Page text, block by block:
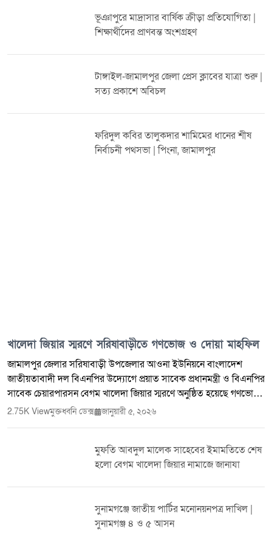
স্বাস্থ্যসেবা ও স্থানীয় অবকাঠামো উন্নয়নকে সর্বোচ্চ অগ্রাধিকার দেওয়া হবে।
সভায় উপস্থিত ছিলেন জেলা ও উপজেলা বিএনপির নেতৃবৃন্দ। নেতাকর্মীরা
ভূঞাপুরে মাদ্রাসার বার্ষিক ক্রীড়া প্রতিযোগিতা |
শিক্ষার্থীদের প্রাণবন্ত অংশগ্রহণ
টাঙ্গাইল-জামালপুর জেলা প্রেস ক্লাবের যাত্রা শুরু |
সত্য প্রকাশে অবিচল
ফরিদুল কবির তালুকদার শামিমের ধানের শীষ
নির্বাচনী পথসভা | পিংনা, জামালপুর
খালেদা জিয়ার স্মরণে সরিষাবাড়ীতে গণভোজ ও দোয়া মাহফিল
জামালপুর জেলার সরিষাবাড়ী উপজেলার আওনা ইউনিয়নে বাংলাদেশ
জাতীয়তাবাদী দল বিএনপির উদ্যোগে প্রয়াত সাবেক প্রধানমন্ত্রী ও বিএনপির
সাবেক চেয়ারপারসন বেগম খালেদা জিয়ার স্মরণে অনুষ্ঠিত হয়েছে গণভোজ
ও দোয়া মাহফিল। ২০২৫ সালের ৩০ ডিসেম্বর ইন্তেকাল করা এই প্রবীণ
বিপুল সংখ্যক সাধারণ মানুষ অংশগ্রহণ করেন। সকাল থেকেই অনুষ্ঠানস্থলে
মানুষের উপস্থিতি বাড়তে থাকে। নারী-পুরুষ, তরুণ-বৃদ্ধসহ নানা শ্রেণি-পেশার
হিসেবে উপস্থিত ছিলেন সরিষাবাড়ী উপজেলা বিএনপির সাংগঠনিক
সম্পাদক ও জামালপুর জেলা বিএনপির সদস্য লাবিবউদ্দিন তালুকদার
2.75K Viewমুক্তধ্বনি ডেক্স জানুয়ারী ৫, ২০২৬
মুফতি আবদুল মালেক সাহেবের ইমামতিতে শেষ
হলো বেগম খালেদা জিয়ার নামাজে জানাযা
সুনামগঞ্জে জাতীয় পার্টির মনোনয়নপত্র দাখিল |
সুনামগঞ্জ ৪ ও ৫ আসন